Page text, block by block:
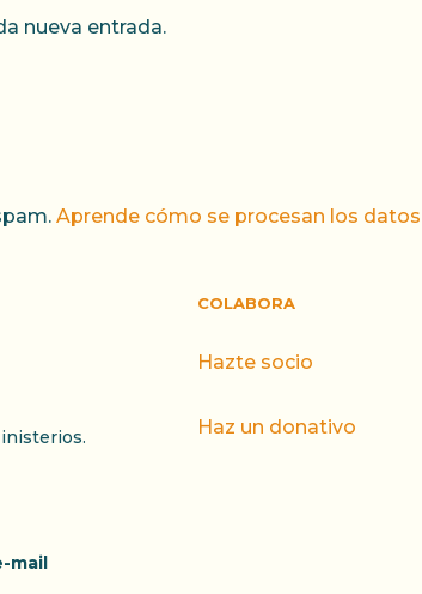
nueva entrada.
Aprende cómo se procesan los
mail
COLABORA
Hazte socio
Haz un donativo